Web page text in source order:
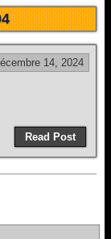
14, 2024
Read Post